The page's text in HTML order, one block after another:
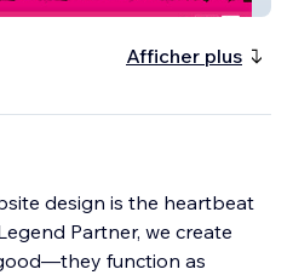
Afficher plus
design is the heartbeat
Partner, we create
function as